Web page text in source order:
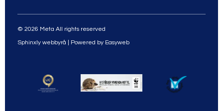
© 2026 Meta All rights reserved
Sphinxly webbyrå | Powered by Easyweb